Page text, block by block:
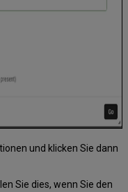
und klicken Sie dann
Sie dies, wenn Sie den